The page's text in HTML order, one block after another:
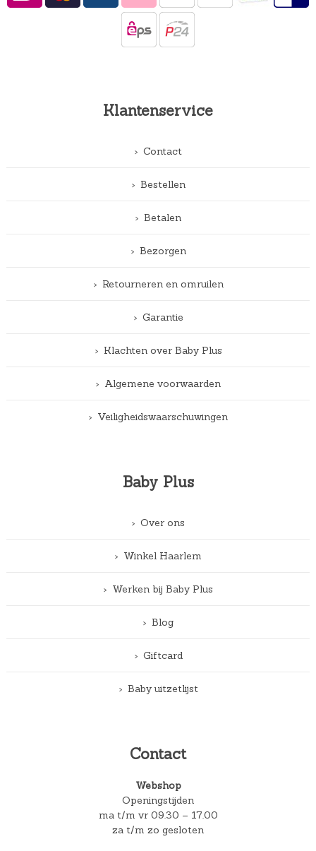
Klantenservice
Contact
Bestellen
Betalen
Bezorgen
Retourneren en omruilen
Garantie
Klachten over Baby Plus
Algemene voorwaarden
Veiligheidswaarschuwingen
Baby Plus
Over ons
Winkel Haarlem
Werken bij Baby Plus
Blog
Giftcard
Baby uitzetlijst
Contact
Webshop
Openingstijden
ma t/m vr 09.30 – 17.00
za t/m zo gesloten